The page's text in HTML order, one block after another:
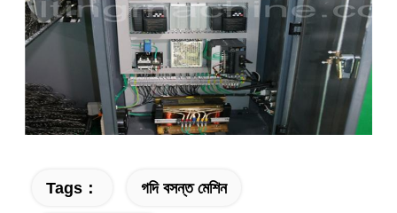
Tags： গদি বসন্ত মেশিন